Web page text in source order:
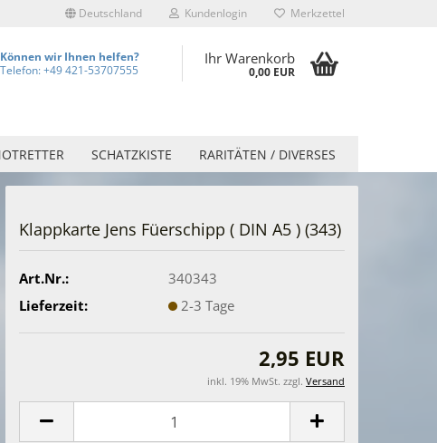
Deutschland Kundenlogin Merkzettel
Können wir Ihnen helfen?
Telefon: +49 421-53707555
Ihr Warenkorb
0,00 EUR
SCHATZKISTE RARITÄTEN / DIVERSES
Klappkarte Jens Füerschipp ( DIN A5 ) (343)
Art.Nr.:
340343
Lieferzeit:
2-3 Tage
2,95 EUR
inkl. 19% MwSt. zzgl. Versand